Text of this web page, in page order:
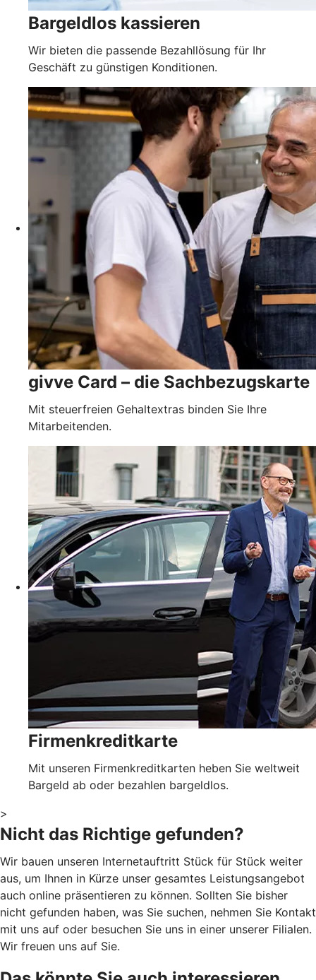
Bargeldlos kassieren
Wir bieten die passende Bezahllösung für Ihr
Geschäft zu günstigen Konditionen.
givve Card – die Sachbezugskarte
Mit steuerfreien Gehaltextras binden Sie Ihre
Mitarbeitenden.
Firmenkreditkarte
Mit unseren Firmenkreditkarten heben Sie weltweit
Bargeld ab oder bezahlen bargeldlos.
>
Nicht das Richtige gefunden?
Wir bauen unseren Internetauftritt Stück für Stück weiter
aus, um Ihnen in Kürze unser gesamtes Leistungsangebot
auch online präsentieren zu können. Sollten Sie bisher
nicht gefunden haben, was Sie suchen, nehmen Sie Kontakt
mit uns auf oder besuchen Sie uns in einer unserer Filialen.
Wir freuen uns auf Sie.